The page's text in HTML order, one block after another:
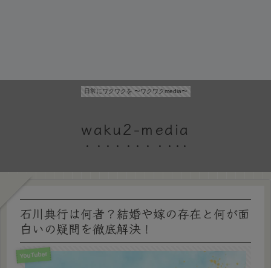
日常にワクワクを 〜ワクワクmedia〜
waku2-media
石川典行は何者？結婚や嫁の存在と何が面
白いの疑問を徹底解決！
YouTuber